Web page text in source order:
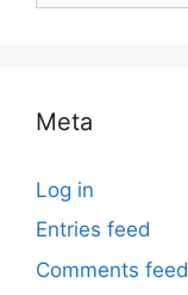
Meta
Log in
Entries feed
Comments feed